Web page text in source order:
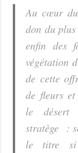
Au cœur
don du plus
enfin des
végétation
de cette
de fleurs
le désert
stratège :
le titre si